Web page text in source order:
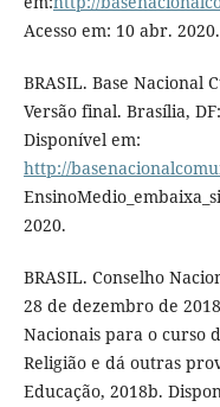
Acesso em: 10 abr. 2020.
BRASIL. Base
Versão final. Brasília,
Disponível em:
http://
2020.
BRASIL. Conselho
28 de dezembro de
Nacionais para o curso
Religião e dá outras
Educação, 2018b.